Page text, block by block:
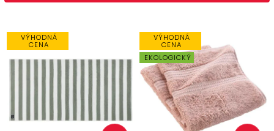
Abecedně
VÝHODNÁ
CENA
VÝHODNÁ
CENA
EKOLOGICKÝ